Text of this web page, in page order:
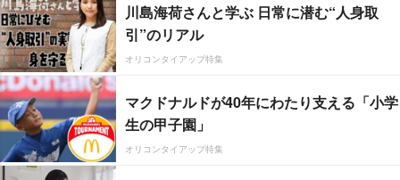
川島海荷さんと学ぶ 日常に潜む“人身取
引”のリアル
オリコンタイアップ特集
マクドナルドが40年にわたり支える「小学
生の甲子園」
オリコンタイアップ特集